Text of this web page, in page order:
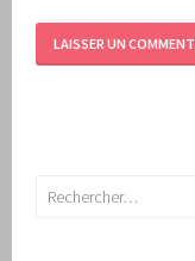
Rechercher :